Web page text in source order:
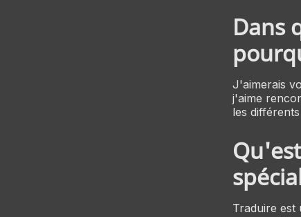
Dans
J'aimerais
j'aime
les
Traduire est